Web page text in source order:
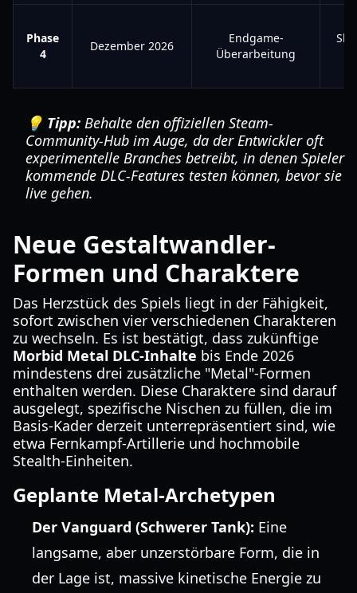
Phase
4
Dezember 2026
Endgame-
Überarbeitung
💡 Tipp: Behalte den offiziellen Steam-
Community-Hub im Auge, da der Entwickler oft
experimentelle Branches betreibt, in denen Spieler
kommende DLC-Features testen können, bevor sie
live gehen.
Neue Gestaltwandler-
Formen und Charaktere
Das Herzstück des Spiels liegt in der Fähigkeit,
sofort zwischen vier verschiedenen Charakteren
zu wechseln. Es ist bestätigt, dass zukünftige
Morbid Metal DLC-Inhalte bis Ende 2026
mindestens drei zusätzliche "Metal"-Formen
enthalten werden. Diese Charaktere sind darauf
ausgelegt, spezifische Nischen zu füllen, die im
Basis-Kader derzeit unterrepräsentiert sind, wie
etwa Fernkampf-Artillerie und hochmobile
Stealth-Einheiten.
Geplante Metal-Archetypen
Der Vanguard (Schwerer Tank): Eine
langsame, aber unzerstörbare Form, die in
der Lage ist, massive kinetische Energie zu